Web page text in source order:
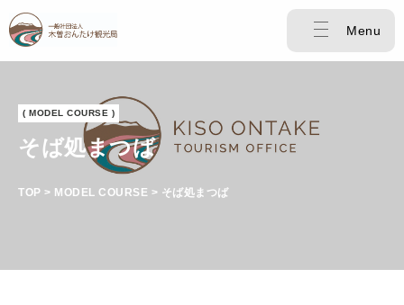
Menu
( MODEL COURSE )
そば処まつば
TOP > MODEL COURSE > そば処まつば